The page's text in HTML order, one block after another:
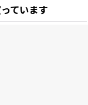
ています